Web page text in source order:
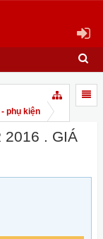
- phụ kiện
2016 . GIÁ